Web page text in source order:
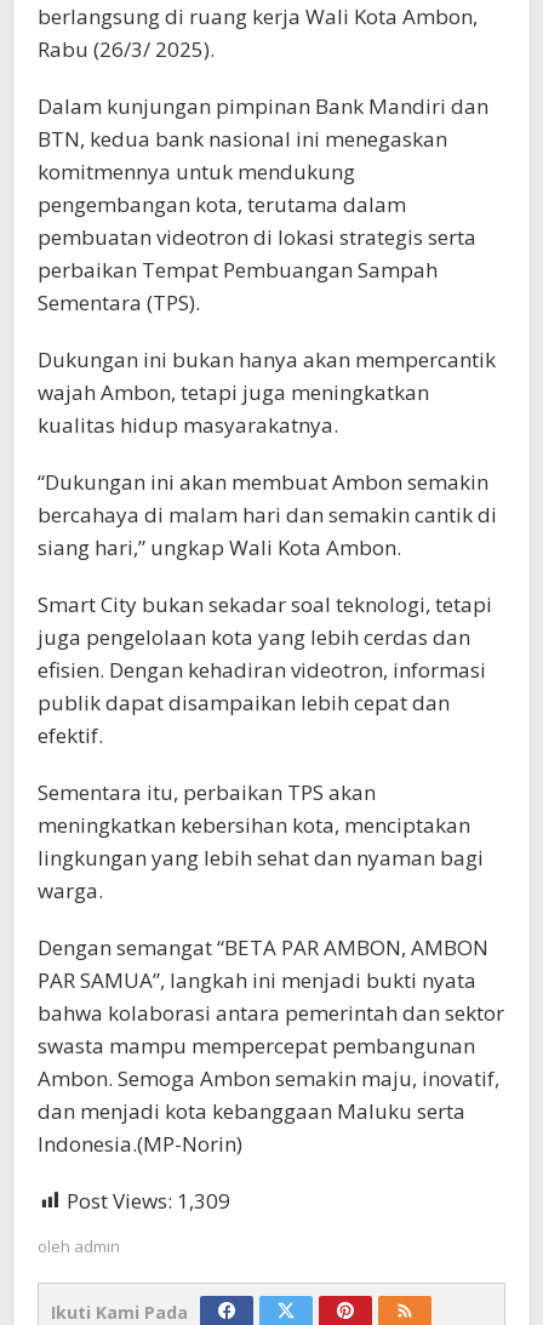
berlangsung di ruang kerja Wali Kota Ambon,
Rabu (26/3/ 2025).
Dalam kunjungan pimpinan Bank Mandiri dan
BTN, kedua bank nasional ini menegaskan
komitmennya untuk mendukung
pengembangan kota, terutama dalam
pembuatan videotron di lokasi strategis serta
perbaikan Tempat Pembuangan Sampah
Sementara (TPS).
Dukungan ini bukan hanya akan mempercantik
wajah Ambon, tetapi juga meningkatkan
kualitas hidup masyarakatnya.
“Dukungan ini akan membuat Ambon semakin
bercahaya di malam hari dan semakin cantik di
siang hari,” ungkap Wali Kota Ambon.
Smart City bukan sekadar soal teknologi, tetapi
juga pengelolaan kota yang lebih cerdas dan
efisien. Dengan kehadiran videotron, informasi
publik dapat disampaikan lebih cepat dan
efektif.
Sementara itu, perbaikan TPS akan
meningkatkan kebersihan kota, menciptakan
lingkungan yang lebih sehat dan nyaman bagi
warga.
Dengan semangat “BETA PAR AMBON, AMBON
PAR SAMUA”, langkah ini menjadi bukti nyata
bahwa kolaborasi antara pemerintah dan sektor
swasta mampu mempercepat pembangunan
Ambon. Semoga Ambon semakin maju, inovatif,
dan menjadi kota kebanggaan Maluku serta
Indonesia.(MP-Norin)
Post Views: 1,309
oleh admin
Ikuti Kami Pada